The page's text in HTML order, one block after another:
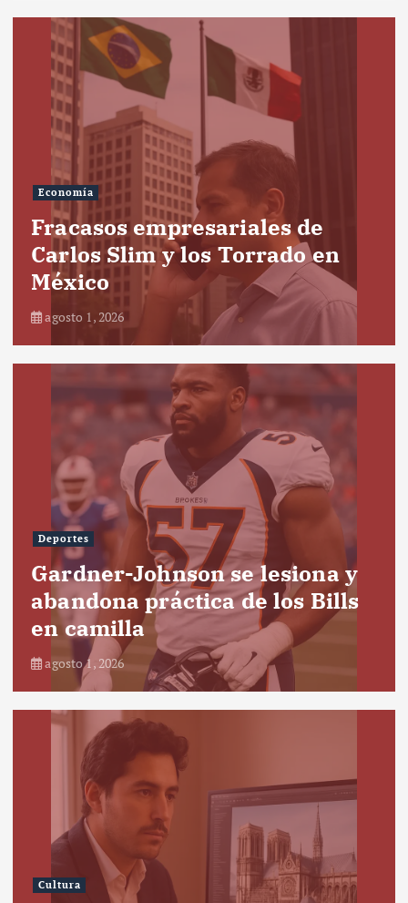
Economía
Fracasos empresariales de
Carlos Slim y los Torrado en
México
agosto 1, 2026
Deportes
Gardner-Johnson se lesiona y
abandona práctica de los Bills
en camilla
agosto 1, 2026
Cultura